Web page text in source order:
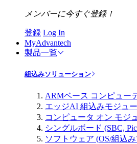
メンバーに今すぐ登録！
登録 Log In
MyAdvantech
製品一覧
組込みソリューション
ARMベース コンピュー
エッジAI 組込みモジュ
コンピュータ オン モジ
シングルボード (SBC,
ソフトウェア (OS/組込み